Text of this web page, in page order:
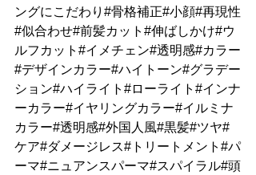
ングにこだわり#骨格補正#小顔#再現性
#似合わせ#前髪カット#伸ばしかけ#ウ
ルフカット#イメチェン#透明感#カラー
#デザインカラー#ハイトーン#グラデー
ション#ハイライト#ローライト#インナ
ーカラー#イヤリングカラー#イルミナ
カラー#透明感#外国人風#黒髪#ツヤ#
ケア#ダメージレス#トリートメント#パ
ーマ#ニュアンスパーマ#スパイラル#頭